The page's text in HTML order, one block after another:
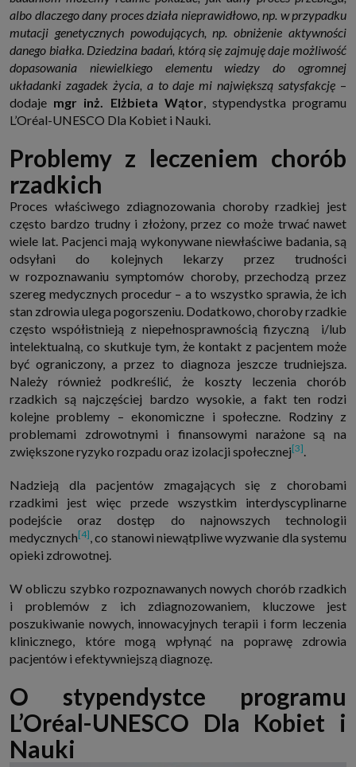
albo dlaczego dany proces działa nieprawidłowo, np. w przypadku
mutacji genetycznych powodujących, np. obniżenie aktywności
danego białka. Dziedzina badań, którą się zajmuję daje możliwość
dopasowania niewielkiego elementu wiedzy do ogromnej
układanki zagadek życia, a to daje mi największą satysfakcję –
dodaje mgr inż. Elżbieta Wątor, stypendystka programu
L’Oréal-UNESCO Dla Kobiet i Nauki.
Problemy z leczeniem chorób
rzadkich
Proces właściwego zdiagnozowania choroby rzadkiej jest
często bardzo trudny i złożony, przez co może trwać nawet
wiele lat. Pacjenci mają wykonywane niewłaściwe badania, są
odsyłani do kolejnych lekarzy przez trudności
w rozpoznawaniu symptomów choroby, przechodzą przez
szereg medycznych procedur – a to wszystko sprawia, że ich
stan zdrowia ulega pogorszeniu. Dodatkowo, choroby rzadkie
często współistnieją z niepełnosprawnością fizyczną i/lub
intelektualną, co skutkuje tym, że kontakt z pacjentem może
być ograniczony, a przez to diagnoza jeszcze trudniejsza.
Należy również podkreślić, że koszty leczenia chorób
rzadkich są najczęściej bardzo wysokie, a fakt ten rodzi
kolejne problemy – ekonomiczne i społeczne. Rodziny z
problemami zdrowotnymi i finansowymi narażone są na
zwiększone ryzyko rozpadu oraz izolacji społecznej[3].
Nadzieją dla pacjentów zmagających się z chorobami
rzadkimi jest więc przede wszystkim interdyscyplinarne
podejście oraz dostęp do najnowszych technologii
medycznych[4], co stanowi niewątpliwe wyzwanie dla systemu
opieki zdrowotnej.
W obliczu szybko rozpoznawanych nowych chorób rzadkich
i problemów z ich zdiagnozowaniem, kluczowe jest
poszukiwanie nowych, innowacyjnych terapii i form leczenia
klinicznego, które mogą wpłynąć na poprawę zdrowia
pacjentów i efektywniejszą diagnozę.
O stypendystce programu
L’Oréal-UNESCO Dla Kobiet i
Nauki